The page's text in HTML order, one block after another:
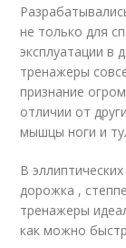
не только для
эксплуатации в
тренажеры
признание
отличии от
мышцы ноги и
В
дорожка ,
тренажеры
как можно